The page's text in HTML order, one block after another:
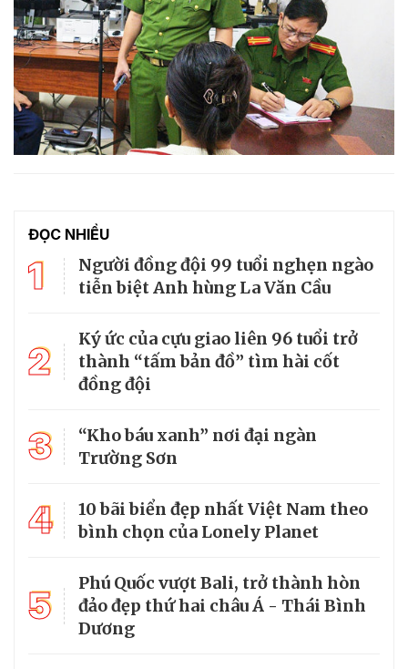
ĐỌC NHIỀU
1
Người đồng đội 99 tuổi nghẹn ngào
tiễn biệt Anh hùng La Văn Cầu
2
Ký ức của cựu giao liên 96 tuổi trở
thành “tấm bản đồ” tìm hài cốt
đồng đội
3
“Kho báu xanh” nơi đại ngàn
Trường Sơn
4
10 bãi biển đẹp nhất Việt Nam theo
bình chọn của Lonely Planet
5
Phú Quốc vượt Bali, trở thành hòn
đảo đẹp thứ hai châu Á - Thái Bình
Dương